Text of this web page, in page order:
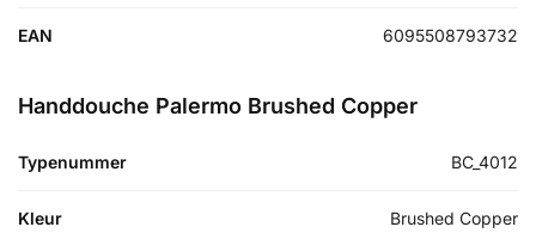
EAN 6095508793732
Handdouche Palermo Brushed Copper
Typenummer BC_4012
Kleur Brushed Copper